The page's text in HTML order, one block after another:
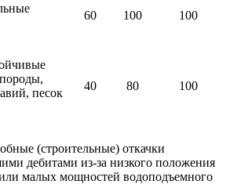
60 100 100
песок
40 80 100
(строительные) откачки
дебитами из-за низкого положения
или малых мощностей водоподъемного